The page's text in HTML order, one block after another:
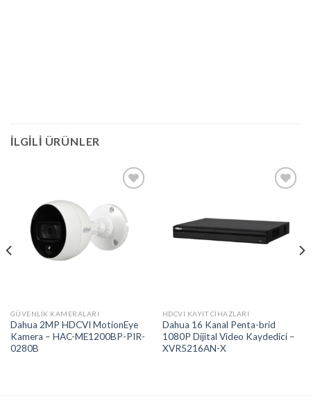
İLGILI ÜRÜNLER
Add to
wishlist
GÜVENLIK KAMERALARI
Dahua 2MP HDCVI MotionEye
Kamera – HAC-ME1200BP-PIR-
0280B
Add to
wishlist
HDCVI KAYIT CIHAZLARI
Dahua 16 Kanal Penta-brid
1080P Dijital Video Kaydedici –
XVR5216AN-X